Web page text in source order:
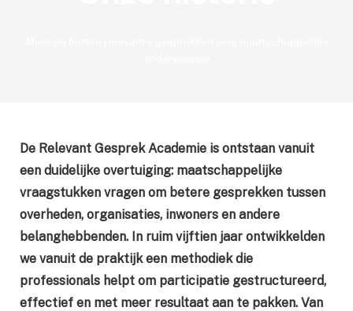
De Relevant Gesprek Academie is ontstaan vanuit
een duidelijke overtuiging: maatschappelijke
vraagstukken vragen om betere gesprekken tussen
overheden, organisaties, inwoners en andere
belanghebbenden. In ruim vijftien jaar ontwikkelden
we vanuit de praktijk een methodiek die
professionals helpt om participatie gestructureerd,
effectief en met meer resultaat aan te pakken. Van